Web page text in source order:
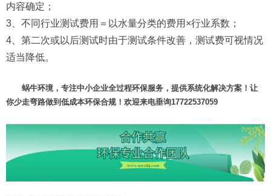
内容确定；
3、不同行业测试费用＝以水量分类的费用×行业系数；
4、第二次或以后测试时由于测试条件改善，测试费可视情况
适当降低。
蜗牛环境，专注中小企业全过程环保服务，提供系统化解决方案！让
你少走弯路做到低成本环保合规！欢迎来电垂询17722537059